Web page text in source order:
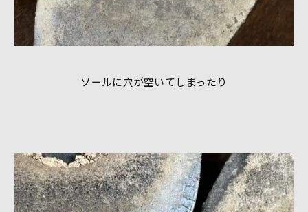
ソールに穴が空いてしまったり